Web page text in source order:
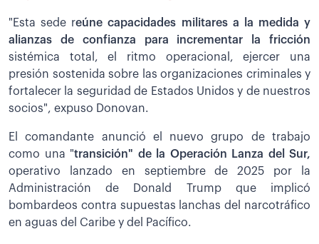
"Esta sede reúne capacidades militares a la medida y
alianzas de confianza para incrementar la fricción
sistémica total, el ritmo operacional, ejercer una
presión sostenida sobre las organizaciones criminales y
fortalecer la seguridad de Estados Unidos y de nuestros
socios", expuso Donovan.
El comandante anunció el nuevo grupo de trabajo
como una "transición" de la Operación Lanza del Sur,
operativo lanzado en septiembre de 2025 por la
Administración de Donald Trump que implicó
bombardeos contra supuestas lanchas del narcotráfico
en aguas del Caribe y del Pacífico.